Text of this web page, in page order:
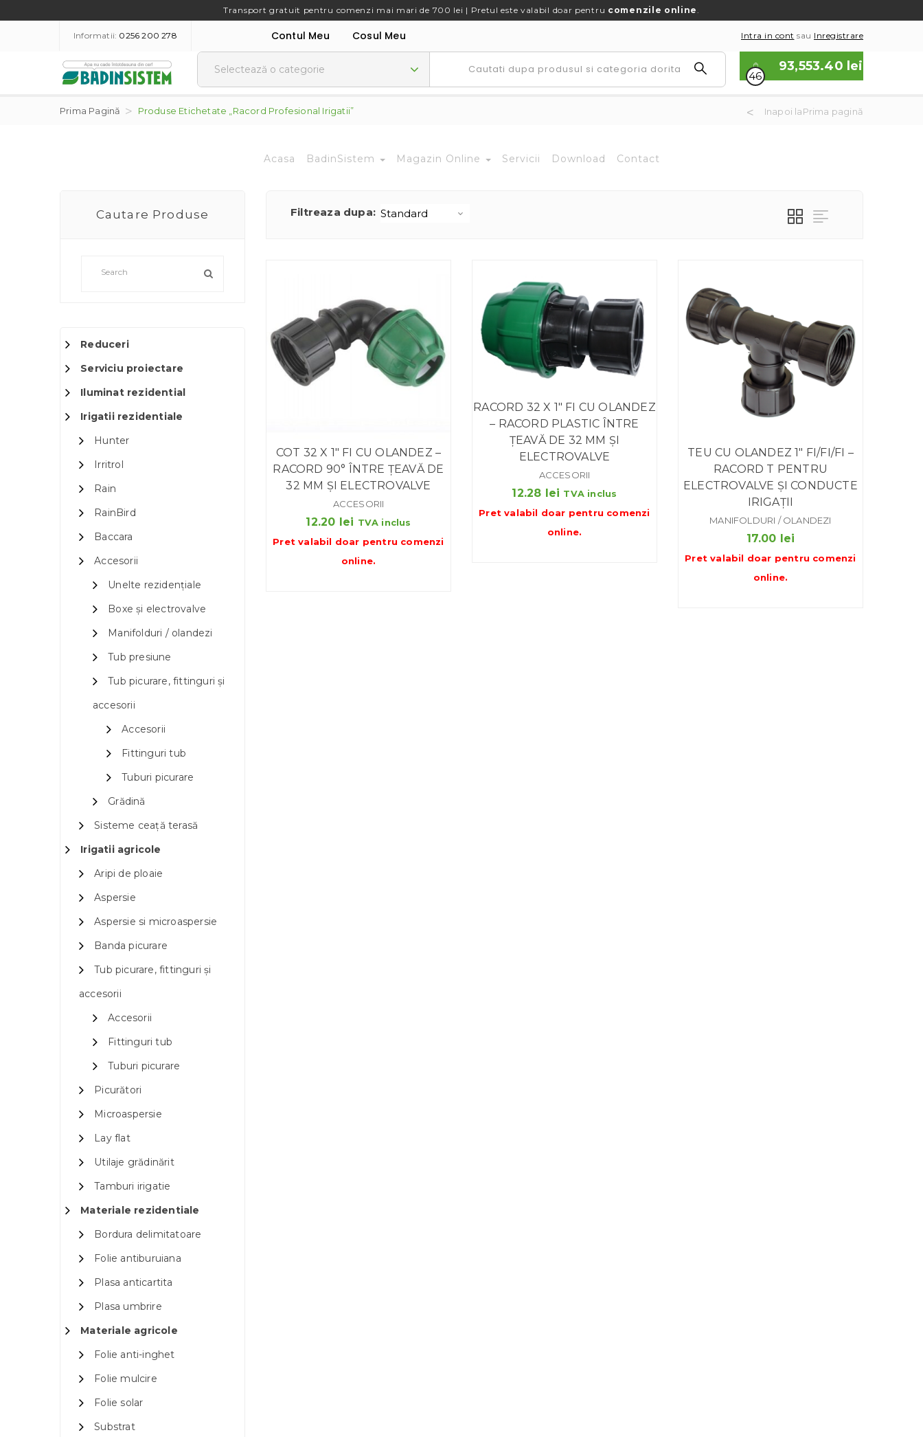
Transport gratuit pentru comenzi mai mari de 700 lei | Pretul este valabil doar pentru comenzile online.
Informatii: 0256 200 278 Contul Meu Cosul Meu Intra in cont sau Inregistrare
46
93,553.40 lei
Prima Pagină Produse Etichetate „racord Profesional Irigatii” Inapoi laPrima pagină
Acasa BadinSistem Magazin Online Servicii Download Contact
Cautare Produse
Reduceri
Serviciu proiectare
Iluminat rezidential
Irigatii rezidentiale
Hunter
Irritrol
Rain
RainBird
Baccara
Accesorii
Unelte rezidențiale
Boxe și electrovalve
Manifolduri / olandezi
Tub presiune
Tub picurare, fittinguri și
accesorii
Accesorii
Fittinguri tub
Tuburi picurare
Grădină
Sisteme ceață terasă
Irigatii agricole
Aripi de ploaie
Aspersie
Aspersie si microaspersie
Banda picurare
Tub picurare, fittinguri și
accesorii
Accesorii
Fittinguri tub
Tuburi picurare
Picurători
Microaspersie
Lay flat
Utilaje grădinărit
Tamburi irigatie
Materiale rezidentiale
Bordura delimitatoare
Folie antiburuiana
Plasa anticartita
Plasa umbrire
Materiale agricole
Folie anti-inghet
Folie mulcire
Folie solar
Substrat
Filtreaza dupa:
COT 32 X 1″ FI CU OLANDEZ –
RACORD 90° ÎNTRE ȚEAVĂ DE
32 MM ȘI ELECTROVALVE
ACCESORII
12.20 lei TVA inclus
Pret valabil doar pentru comenzi
online.
RACORD 32 X 1″ FI CU OLANDEZ
– RACORD PLASTIC ÎNTRE
ȚEAVĂ DE 32 MM ȘI
ELECTROVALVE
ACCESORII
12.28 lei TVA inclus
Pret valabil doar pentru comenzi
online.
TEU CU OLANDEZ 1″ FI/FI/FI –
RACORD T PENTRU
ELECTROVALVE ȘI CONDUCTE
IRIGAȚII
MANIFOLDURI / OLANDEZI
17.00 lei
Pret valabil doar pentru comenzi
online.